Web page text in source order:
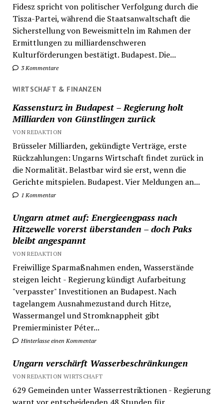
Fidesz spricht von politischer Verfolgung durch die
Tisza-Partei, während die Staatsanwaltschaft die
Sicherstellung von Beweismitteln im Rahmen der
Ermittlungen zu milliardenschweren
Kulturförderungen bestätigt. Budapest. Die...
3 Kommentare
WIRTSCHAFT & FINANZEN
Kassensturz in Budapest – Regierung holt
Milliarden von Günstlingen zurück
VON REDAKTION
Brüsseler Milliarden, gekündigte Verträge, erste
Rückzahlungen: Ungarns Wirtschaft findet zurück in
die Normalität. Belastbar wird sie erst, wenn die
Gerichte mitspielen. Budapest. Vier Meldungen an...
1 Kommentar
Ungarn atmet auf: Energieengpass nach
Hitzewelle vorerst überstanden – doch Paks
bleibt angespannt
VON REDAKTION
Freiwillige Sparmaßnahmen enden, Wasserstände
steigen leicht - Regierung kündigt Aufarbeitung
"verpasster" Investitionen an Budapest. Nach
tagelangem Ausnahmezustand durch Hitze,
Wassermangel und Stromknappheit gibt
Premierminister Péter...
Hinterlasse einen Kommentar
Ungarn verschärft Wasserbeschränkungen
VON REDAKTION WIRTSCHAFT
629 Gemeinden unter Wasserrestriktionen - Regierung